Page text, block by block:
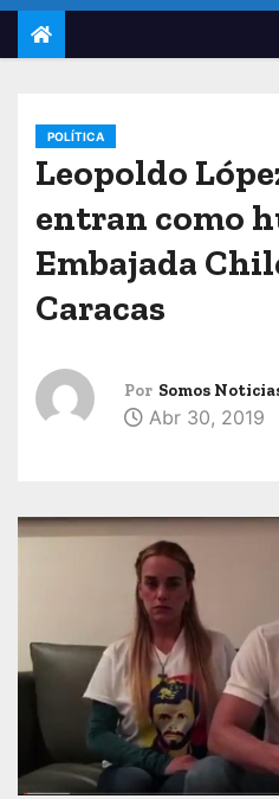
POLÍTICA
Leopoldo
entran como
Embajada
Caracas
Por Somos
Abr 30, 2019